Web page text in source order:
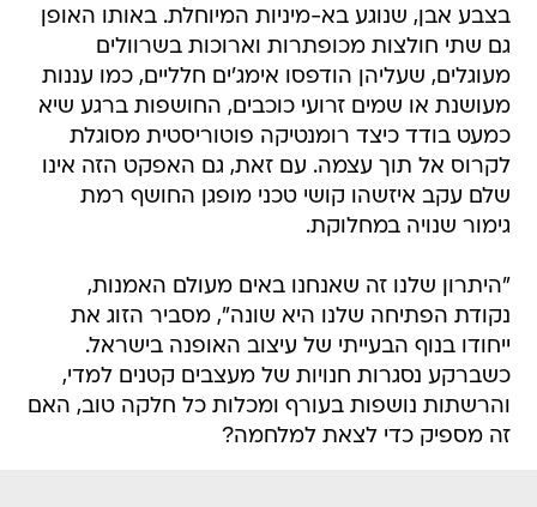
בצבע אבן, שנוגע בא-מיניות המיוחלת. באותו האופן
גם שתי חולצות מכופתרות וארוכות בשרוולים
מעוגלים, שעליהן הודפסו אימג'ים חלליים, כמו עננות
מעושנת או שמים זרועי כוכבים, החושפות ברגע שיא
כמעט בודד כיצד רומנטיקה פוטוריסטית מסוגלת
לקרוס אל תוך עצמה. עם זאת, גם האפקט הזה אינו
שלם עקב איזשהו קושי טכני מופגן החושף רמת
גימור שנויה במחלוקת.
"היתרון שלנו זה שאנחנו באים מעולם האמנות,
נקודת הפתיחה שלנו היא שונה", מסביר הזוג את
ייחודו בנוף הבעייתי של עיצוב האופנה בישראל.
כשברקע נסגרות חנויות של מעצבים קטנים למדי,
והרשתות נושפות בעורף ומכלות כל חלקה טוב, האם
זה מספיק כדי לצאת למלחמה?